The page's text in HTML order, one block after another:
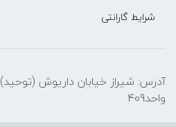
شرایط گارانتی
واحد409